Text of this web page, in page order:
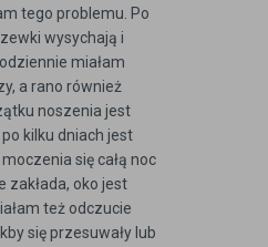
tego problemu. Po
wysychają i
miałam
a rano również
noszenia jest
kilku dniach jest
się całą noc
zakłada, oko jest
też odczucie
się przesuwały lub